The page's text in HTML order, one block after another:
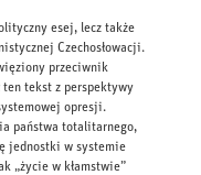
esej, lecz także
Czechosłowacji.
przeciwnik
ten tekst z perspektywy
opresji.
państwa totalitarnego,
jednostki w systemie
„życie w kłamstwie”